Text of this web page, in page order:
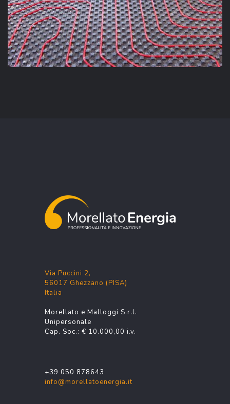
Via Puccini 2,
56017 Ghezzano (PISA)
Italia
Morellato e Malloggi S.r.l.
Unipersonale
Cap. Soc.: € 10.000,00 i.v.
+39 050 878643
info@morellatoenergia.it